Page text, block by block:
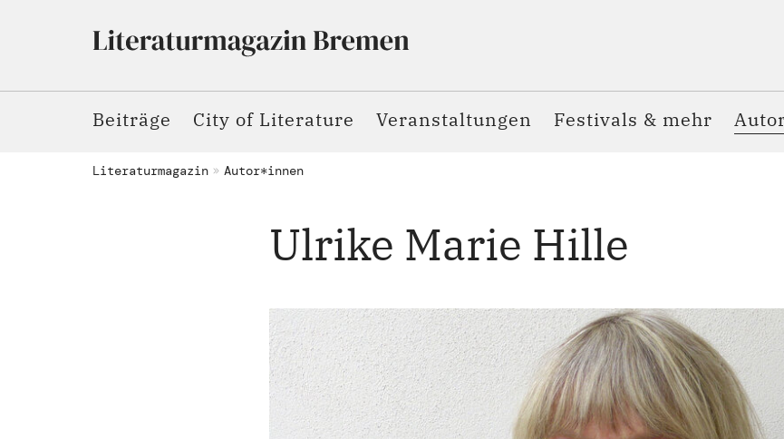
Beiträge City of Literature Veranstaltungen Festivals & mehr
Literaturmagazin Autor*innen
Ulrike Marie Hille